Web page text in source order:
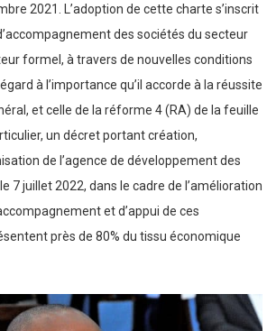
2021. L’adoption de cette charte s’inscrit
des sociétés du secteur
formel, à travers de nouvelles conditions
à l’importance qu’il accorde à la réussite
et celle de la réforme 4 (RA) de la feuille
un décret portant création,
de l’agence de développement des
7 juillet 2022, dans le cadre de l’amélioration
et d’appui de ces
près de 80% du tissu économique